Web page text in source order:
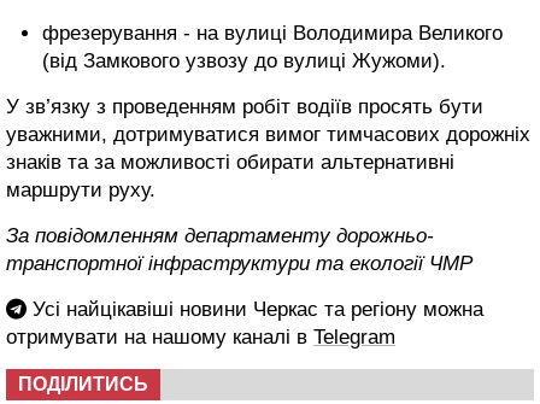
фрезерування - на вулиці Володимира Великого
(від Замкового узвозу до вулиці Жужоми).
У зв’язку з проведенням робіт водіїв просять бути
уважними, дотримуватися вимог тимчасових дорожніх
знаків та за можливості обирати альтернативні
маршрути руху.
За повідомленням департаменту дорожньо-
транспортної інфраструктури та екології ЧМР
Усі найцікавіші новини Черкас та регіону можна
отримувати на нашому каналі в Telegram
ПОДІЛИТИСЬ